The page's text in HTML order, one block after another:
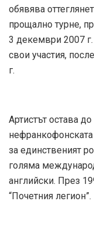
обявява
прощално турне,
3 декември 2007
свои участия,
г.
Артистът остава
за единственият
голяма
английски. През
“Почетния легион”.